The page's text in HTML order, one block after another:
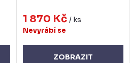
1 870 Kč / ks
Nevyrábí se
ZOBRAZIT